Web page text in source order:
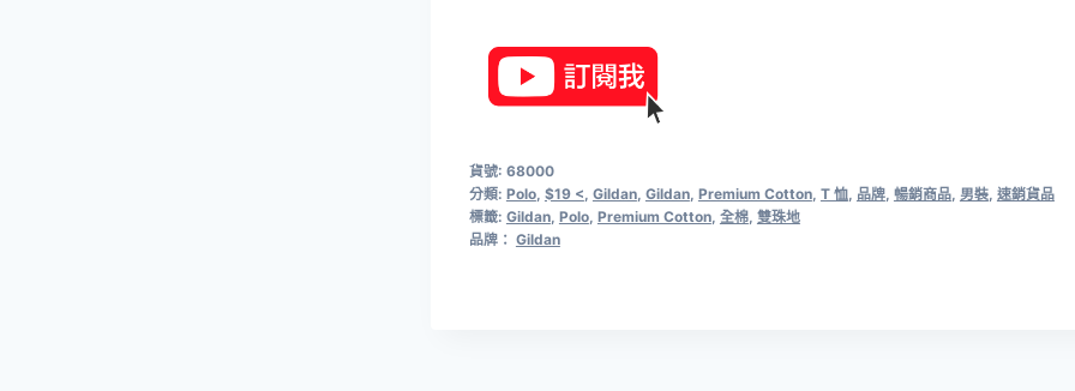
貨號: 68000
分類: Polo, $19 < Gildan, Gildan, Premium Cotton, T 恤, 品牌, 暢銷商品, 男裝, 速銷貨品
標籤: Gildan, Polo, Premium Cotton, 全棉, 雙珠地
品牌： Gildan